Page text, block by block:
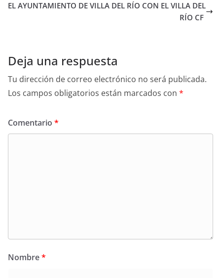
EL AYUNTAMIENTO DE VILLA DEL RÍO CON EL VILLA DEL
RÍO CF
Deja una respuesta
Tu dirección de correo electrónico no será publicada.
Los campos obligatorios están marcados con *
Comentario *
Nombre*